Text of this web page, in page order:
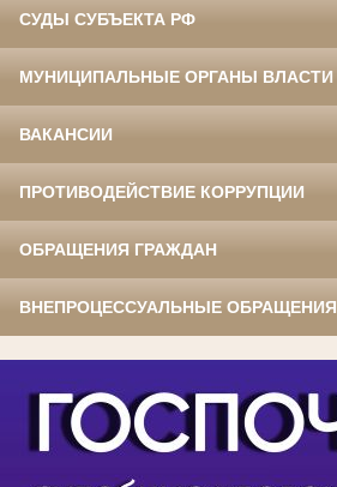
СУДЫ СУБЪЕКТА РФ
МУНИЦИПАЛЬНЫЕ ОРГАНЫ ВЛАСТИ
ВАКАНСИИ
ПРОТИВОДЕЙСТВИЕ КОРРУПЦИИ
ОБРАЩЕНИЯ ГРАЖДАН
ВНЕПРОЦЕССУАЛЬНЫЕ ОБРАЩЕНИЯ